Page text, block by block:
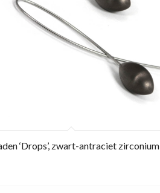
‘Drops’, zwart-antraciet zirconium